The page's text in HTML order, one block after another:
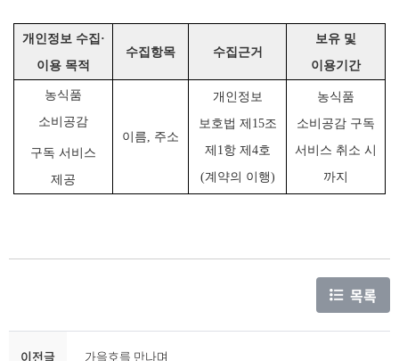
개인정보 수집 ·
이용 목적
수집항목 수집근거
보유 및
이용기간
농식품
소비공감
구독 서비스
제공
이름, 주소
개인정보
보호법 제 15조
제 1항 제 4호
(계약의 이행)
농식품
소비공감 구독
서비스 취소 시
까지
목록
이전글 가을호를 만나며